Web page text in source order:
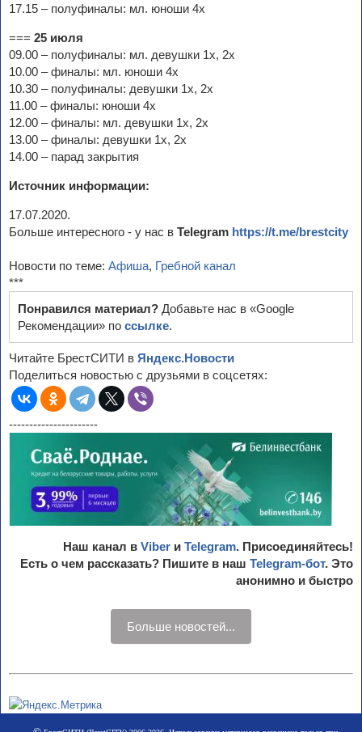
17.15 – полуфиналы: мл. юноши 4х
=== 25 июля
09.00 – полуфиналы: мл. девушки 1х, 2х
10.00 – финалы: мл. юноши 4х
10.30 – полуфиналы: девушки 1х, 2х
11.00 – финалы: юноши 4х
12.00 – финалы: мл. девушки 1х, 2х
13.00 – финалы: девушки 1х, 2х
14.00 – парад закрытия
Источник информации:
17.07.2020.
Больше интересного - у нас в Telegram https://t.me/brestcity
Новости по теме: Афиша, Гребной канал
***
Понравился материал? Добавьте нас в «Google
Рекомендации» по ссылке.
Читайте БрестСИТИ в Яндекс.Новости
Поделиться новостью с друзьями в соцсетях:
----------------------
Наш канал в Viber и Telegram. Присоединяйтесь!
Есть о чем рассказать? Пишите в наш Telegram-бот. Это
анонимно и быстро
Больше новостей...